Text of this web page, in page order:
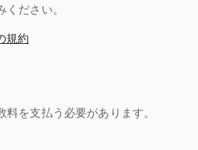
ださい。
規約
料を支払う必要があります。